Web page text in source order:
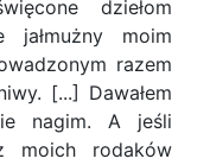
dziełom
jałmużny moim
razem
[...] Dawałem
nagim. A jeśli
moich rodaków